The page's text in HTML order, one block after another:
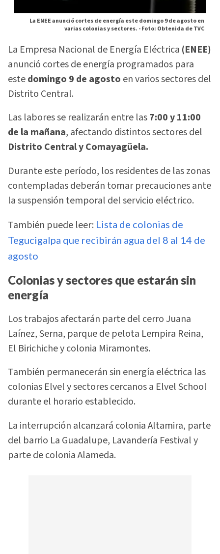
La ENEE anunció cortes de energía este domingo 9 de agosto en
varias colonias y sectores. -Foto: Obtenida de TVC
La Empresa Nacional de Energía Eléctrica (ENEE)
anunció cortes de energía programados para
estedomingo 9 de agosto en varios sectores del
Distrito Central.
Las labores se realizarán entre las7:00 y 11:00
de la mañana, afectando distintos sectores del
Distrito Central y Comayagüela.
Durante este período, los residentes de las zonas
contempladas deberán tomar precauciones ante
la suspensión temporal del servicio eléctrico.
También puede leer: Lista de colonias de
Tegucigalpa que recibirán agua del 8 al 14 de
agosto
Colonias y sectores que estarán sin
energía
Los trabajos afectarán parte del cerro Juana
Laínez, Serna, parque de pelota Lempira Reina,
El Birichiche y colonia Miramontes.
También permanecerán sin energía eléctrica las
colonias Elvel y sectores cercanos a Elvel School
durante el horario establecido.
La interrupción alcanzará colonia Altamira, parte
del barrio La Guadalupe, Lavandería Festival y
parte de colonia Alameda.